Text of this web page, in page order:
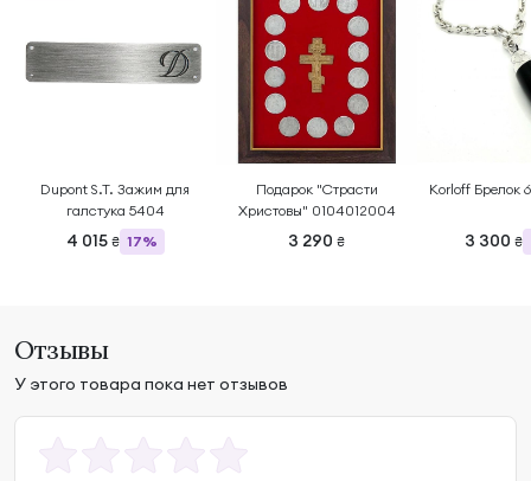
Dupont S.T. Зажим для
галстука 5404
4 015 ₴ 17%
Подарок "Страсти
Христовы" 0104012004
3 290 ₴
Korloff Брелок
3 300 ₴
Отзывы
У этого товара пока нет отзывов